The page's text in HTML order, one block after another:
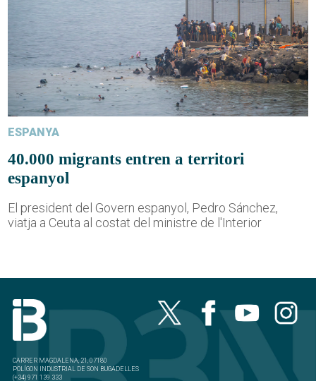
ESPANYA
40.000 migrants entren a territori
espanyol
El president del Govern espanyol, Pedro Sánchez,
viatja a Ceuta al costat del ministre de l'Interior
CARRER MAGDALENA, 21, 07180
POLÍGON INDUSTRIAL DE SON BUGADELLES
(+34) 971 139 333